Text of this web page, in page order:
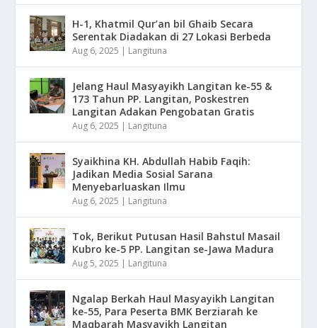
H-1, Khatmil Qur’an bil Ghaib Secara
Serentak Diadakan di 27 Lokasi Berbeda
Aug 6, 2025 | Langituna
Jelang Haul Masyayikh Langitan ke-55 &
173 Tahun PP. Langitan, Poskestren
Langitan Adakan Pengobatan Gratis
Aug 6, 2025 | Langituna
Syaikhina KH. Abdullah Habib Faqih:
Jadikan Media Sosial Sarana
Menyebarluaskan Ilmu
Aug 6, 2025 | Langituna
Tok, Berikut Putusan Hasil Bahstul Masail
Kubro ke-5 PP. Langitan se-Jawa Madura
Aug 5, 2025 | Langituna
Ngalap Berkah Haul Masyayikh Langitan
ke-55, Para Peserta BMK Berziarah ke
Maqbarah Masyayikh Langitan